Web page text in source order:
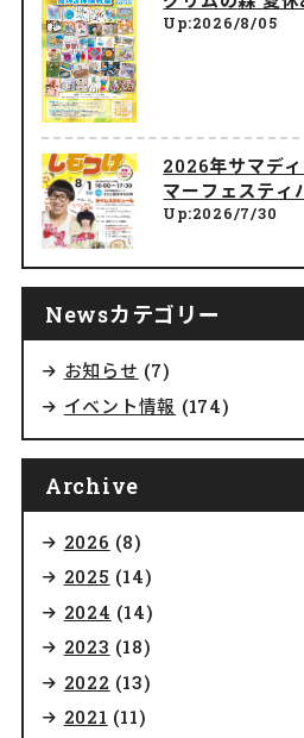
Up:2026/8/05
2026年サマデ
マーフェスティ
Up:2026/7/30
Newsカテゴリー
お知らせ (7)
イベント情報 (174)
Archive
2026 (8)
2025 (14)
2024 (14)
2023 (18)
2022 (13)
2021 (11)